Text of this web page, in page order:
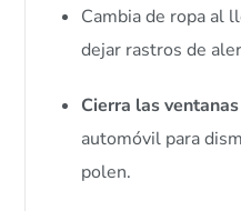
Cambia de ropa al
dejar rastros de
Cierra las ventanas
automóvil para
polen.